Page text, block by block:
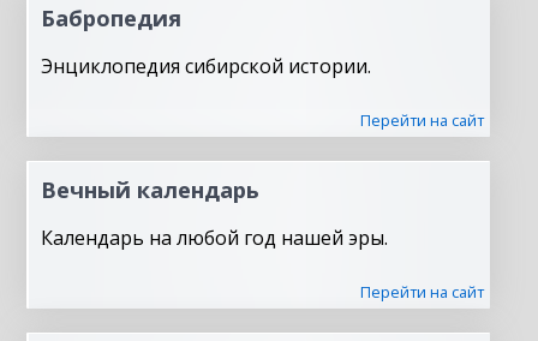
Бабропедия
Энциклопедия сибирской истории.
Перейти на сайт
Вечный календарь
Календарь на любой год нашей эры.
Перейти на сайт